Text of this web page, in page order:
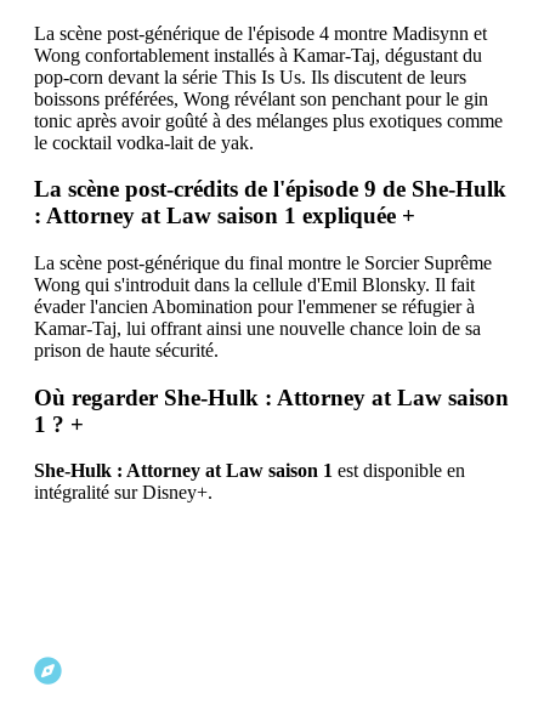
La scène post-générique de l'épisode 4 montre Madisynn et
Wong confortablement installés à Kamar-Taj, dégustant du
pop-corn devant la série This Is Us. Ils discutent de leurs
boissons préférées, Wong révélant son penchant pour le gin
tonic après avoir goûté à des mélanges plus exotiques comme
le cocktail vodka-lait de yak.
La scène post-crédits de l'épisode 9 de She-Hulk
: Attorney at Law saison 1 expliquée +
La scène post-générique du final montre le Sorcier Suprême
Wong qui s'introduit dans la cellule d'Emil Blonsky. Il fait
évader l'ancien Abomination pour l'emmener se réfugier à
Kamar-Taj, lui offrant ainsi une nouvelle chance loin de sa
prison de haute sécurité.
Où regarder She-Hulk : Attorney at Law saison
1 ? +
She-Hulk : Attorney at Law saison 1 est disponible en
intégralité sur Disney+.